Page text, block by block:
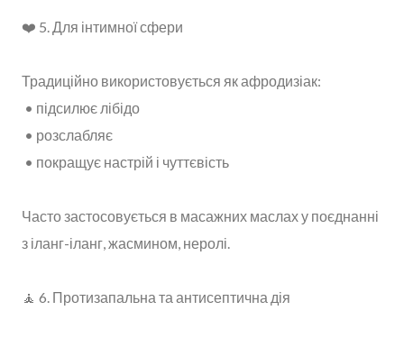
❤️ 5. Для інтимної сфери
Традиційно використовується як афродизіак:
• підсилює лібідо
• розслабляє
• покращує настрій і чуттєвість
Часто застосовується в масажних маслах у поєднанні
з іланг-іланг, жасмином, неролі.
🧘 6. Протизапальна та антисептична дія